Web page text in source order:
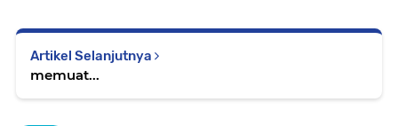
Artikel Selanjutnya
memuat...